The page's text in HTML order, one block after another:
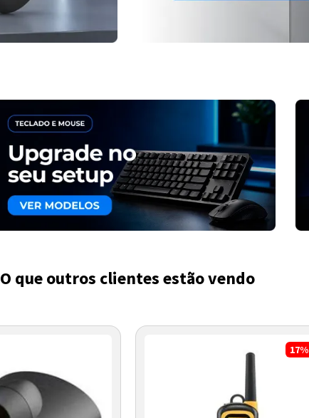
O que outros clientes estão vendo
17%